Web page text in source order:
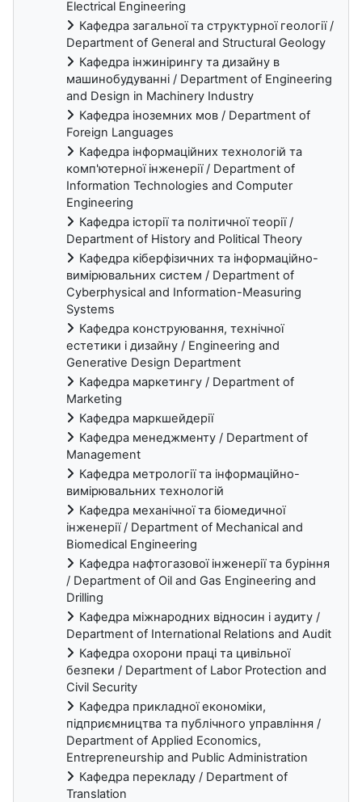
Electrical Engineering
Кафедра загальної та структурної геології /
Department of General and Structural Geology
Кафедра інжинірингу та дизайну в
машинобудуванні / Department of Engineering
and Design in Machinery Industry
Кафедра іноземних мов / Department of
Foreign Languages
Кафедра інформаційних технологій та
комп'ютерної інженерії / Department of
Information Technologies and Computer
Engineering
Кафедра історії та політичної теорії /
Department of History and Political Theory
Кафедра кіберфізичних та інформаційно-
вимірювальних систем / Department of
Cyberphysical and Information-Measuring
Systems
Кафедра конструювання, технічної
естетики і дизайну / Engineering and
Generative Design Department
Кафедра маркетингу / Department of
Marketing
Кафедра маркшейдерії
Кафедра менеджменту / Department of
Management
Кафедра метрології та інформаційно-
вимірювальних технологій
Кафедра механічної та біомедичної
інженерії / Department of Mechanical and
Biomedical Engineering
Кафедра нафтогазової інженерії та буріння
/ Department of Oil and Gas Engineering and
Drilling
Кафедра міжнародних відносин і аудиту /
Department of International Relations and Audit
Кафедра охорони праці та цивільної
безпеки / Department of Labor Protection and
Civil Security
Кафедра прикладної економіки,
підприємництва та публічного управління /
Department of Applied Economics,
Entrepreneurship and Public Administration
Кафедра перекладу / Department of
Translation